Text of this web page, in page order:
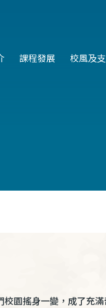
課程發展 校風及
園搖身一變，成了充